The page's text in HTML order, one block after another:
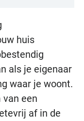
huis
als je eigenaar
waar je woont.
een
af in de